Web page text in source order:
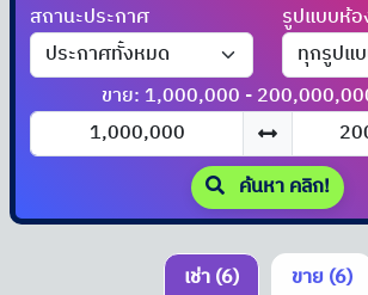
สถานะประกาศ รูปแบบห้
ขาย: 1,000,000 -
ค้นหา คลิก!
เช่า (6) ขาย (6)